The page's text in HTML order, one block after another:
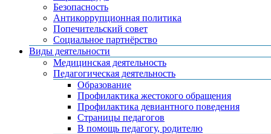
Безопасность
Антикоррупционная политика
Попечительский совет
Социальное партнёрство
Виды деятельности
Медицинская деятельность
Педагогическая деятельность
Образование
Профилактика жестокого обращения
Профилактика девиантного поведения
Страницы педагогов
В помощь педагогу, родителю